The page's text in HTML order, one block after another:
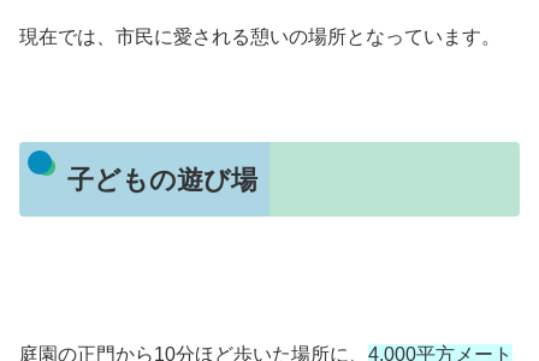
現在では、市民に愛される憩いの場所となっています。
子どもの遊び場
庭園の正門から10分ほど歩いた場所に、 4,000平方メート